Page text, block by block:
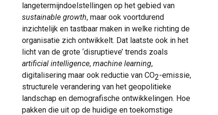
langetermijndoelstellingen op het gebied van
sustainable growth, maar ook voortdurend
inzichtelijk en tastbaar maken in welke richting de
organisatie zich ontwikkelt. Dat laatste ook in het
licht van de grote ‘disruptieve’ trends zoals
artificial intelligence, machine learning,
digitalisering maar ook reductie van CO2-emissie,
structurele verandering van het geopolitieke
landschap en demografische ontwikkelingen. Hoe
pakken die uit op de huidige en toekomstige